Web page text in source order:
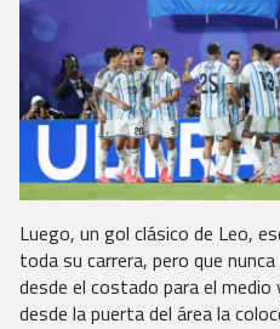
Luego, un gol clásico de Leo,
toda su carrera, pero que
desde el costado para el
desde la puerta del área la